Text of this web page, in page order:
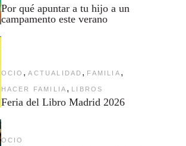
Por qué apuntar a tu hijo a un
campamento este verano
OCIO , ACTUALIDAD , FAMILIA ,
HACER FAMILIA , LIBROS
Feria del Libro Madrid 2026
OCIO